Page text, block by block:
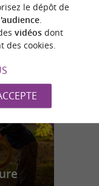
le dépôt de
.
vidéosdont
cookies.